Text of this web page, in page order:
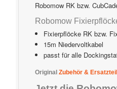
& RockNeo Mähroboter
Robomow RK bzw.
Robomow
Fixierpflöcke RK bzw.
15m Niedervoltkabel
passt für alle
Original Zubehör &